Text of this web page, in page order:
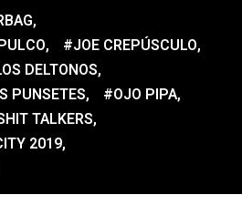
,
, #JOE CREPÚSCULO,
DELTONOS,
PUNSETES, #OJO PIPA,
TALKERS,
2019,